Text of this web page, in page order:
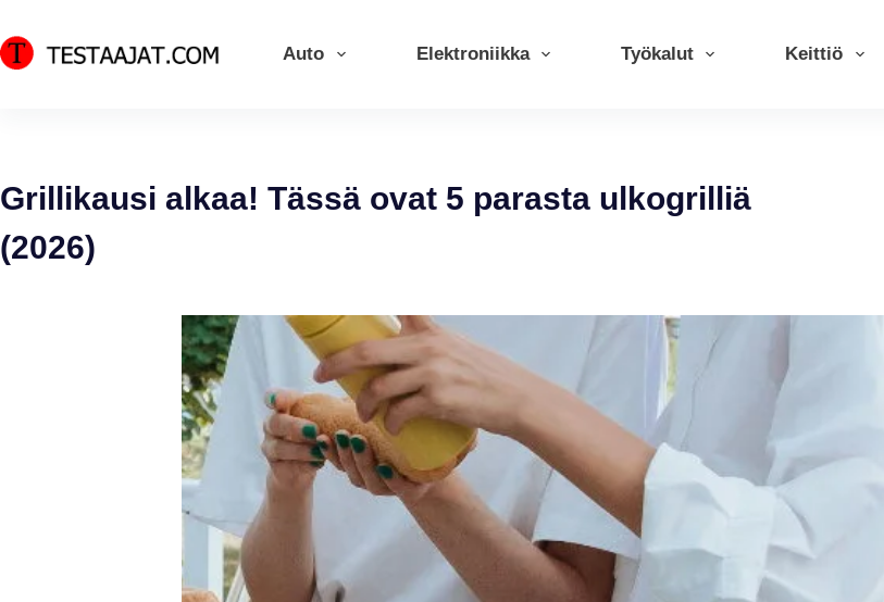
to
Auto Elektroniikka Työkalut Keittiö
Grillikausi alkaa! Tässä ovat 5 parasta ulkogrilliä
(2026)